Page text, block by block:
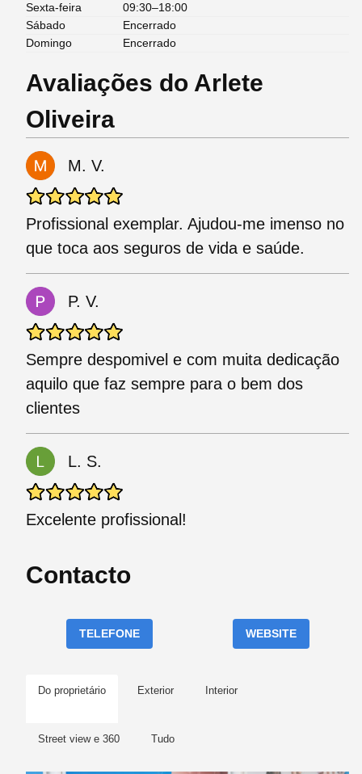
Sexta-feira
09:30–18:00
Sábado
Encerrado
Domingo
Encerrado
Avaliações do Arlete
Oliveira
M. V.
Profissional exemplar. Ajudou-me imenso no
que toca aos seguros de vida e saúde.
P. V.
Sempre despomivel e com muita dedicação
aquilo que faz sempre para o bem dos
clientes
L. S.
Excelente profissional!
Contacto
TELEFONE WEBSITE
Do proprietário Exterior Interior
Street view e 360 Tudo